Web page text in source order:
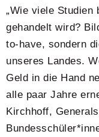
„Wie viele
gehandelt wird?
to-have, sondern
unseres Landes.
Geld in die Hand
alle paar Jahre
Kirchhoff,